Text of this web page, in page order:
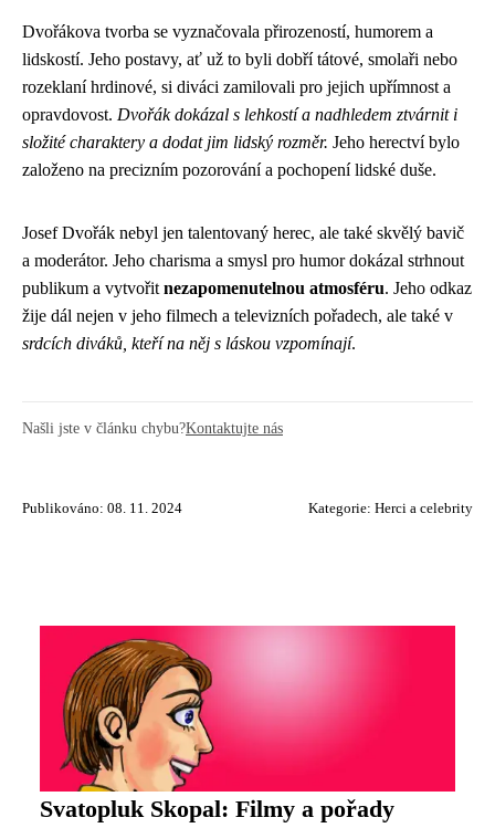
Dvořákova tvorba se vyznačovala přirozeností, humorem a
lidskostí. Jeho postavy, ať už to byli dobří tátové, smolaři nebo
rozeklaní hrdinové, si diváci zamilovali pro jejich upřímnost a
opravdovost. Dvořák dokázal s lehkostí a nadhledem ztvárnit i
složité charaktery a dodat jim lidský rozměr. Jeho herectví bylo
založeno na precizním pozorování a pochopení lidské duše.
Josef Dvořák nebyl jen talentovaný herec, ale také skvělý bavič
a moderátor. Jeho charisma a smysl pro humor dokázal strhnout
publikum a vytvořit nezapomenutelnou atmosféru. Jeho odkaz
žije dál nejen v jeho filmech a televizních pořadech, ale také v
srdcích diváků, kteří na něj s láskou vzpomínají.
Našli jste v článku chybu?Kontaktujte nás
Publikováno: 08. 11. 2024 Kategorie: Herci a celebrity
Svatopluk Skopal: Filmy a pořady